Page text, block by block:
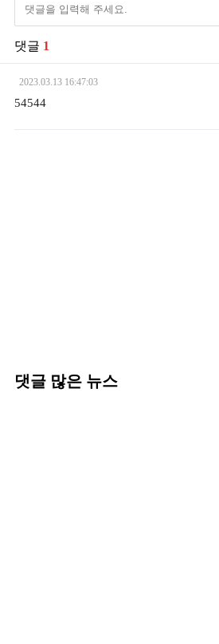
댓글 1
2023.03.13 16:47:03
54544
댓글 많은 뉴스